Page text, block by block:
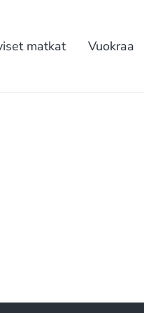
matkat Vuokraa